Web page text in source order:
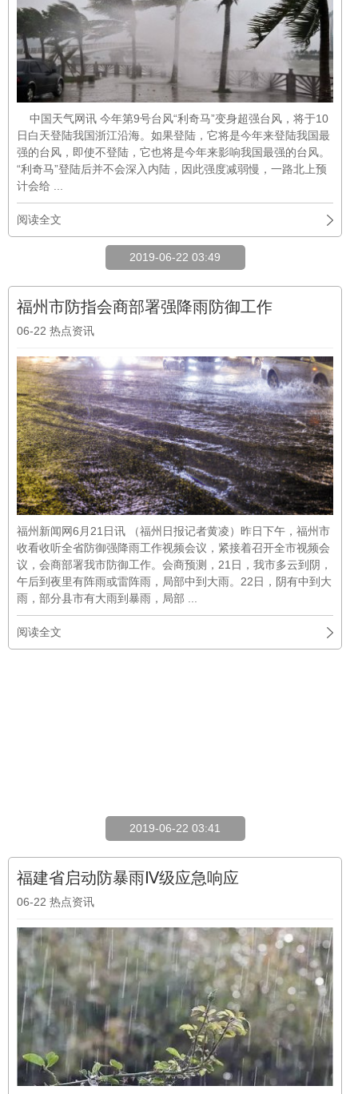
中国天气网讯 今年第9号台风“利奇马”变身超强台风，将于10
日白天登陆我国浙江沿海。如果登陆，它将是今年来登陆我国最
强的台风，即使不登陆，它也将是今年来影响我国最强的台风。
“利奇马”登陆后并不会深入内陆，因此强度减弱慢，一路北上预
计会给 ...
阅读全文
2019-06-22 03:49
福州市防指会商部署强降雨防御工作
06-22 热点资讯
福州新闻网6月21日讯 （福州日报记者黄凌）昨日下午，福州市
收看收听全省防御强降雨工作视频会议，紧接着召开全市视频会
议，会商部署我市防御工作。会商预测，21日，我市多云到阴，
午后到夜里有阵雨或雷阵雨，局部中到大雨。22日，阴有中到大
雨，部分县市有大雨到暴雨，局部 ...
阅读全文
2019-06-22 03:41
福建省启动防暴雨Ⅳ级应急响应
06-22 热点资讯